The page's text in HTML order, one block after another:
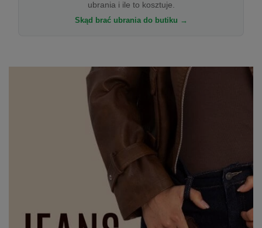
ubrania i ile to kosztuje.
Skąd brać ubrania do butiku →